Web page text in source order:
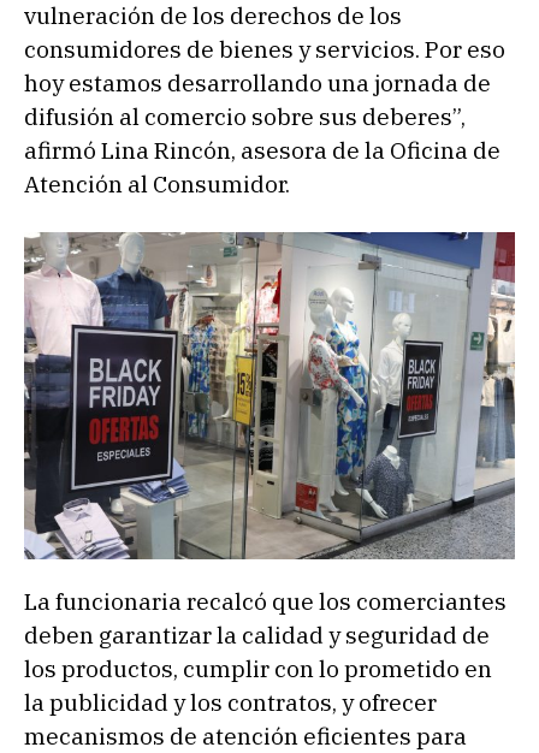
vulneración de los derechos de los
consumidores de bienes y servicios. Por eso
hoy estamos desarrollando una jornada de
difusión al comercio sobre sus deberes”,
afirmó Lina Rincón, asesora de la Oficina de
Atención al Consumidor.
La funcionaria recalcó que los comerciantes
deben garantizar la calidad y seguridad de
los productos, cumplir con lo prometido en
la publicidad y los contratos, y ofrecer
mecanismos de atención eficientes para